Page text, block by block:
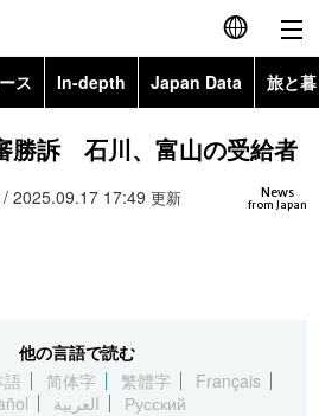
English
简体字
繁體字
العربية
ス In-depth Japan Data 旅と
Topics
Images
お知らせ
勝訴 石川、富山の受給者
News
from Japan
2025.09.17 17:49 更新
他の言語で読む
語 简体字 繁體字
Français
العربية Русский